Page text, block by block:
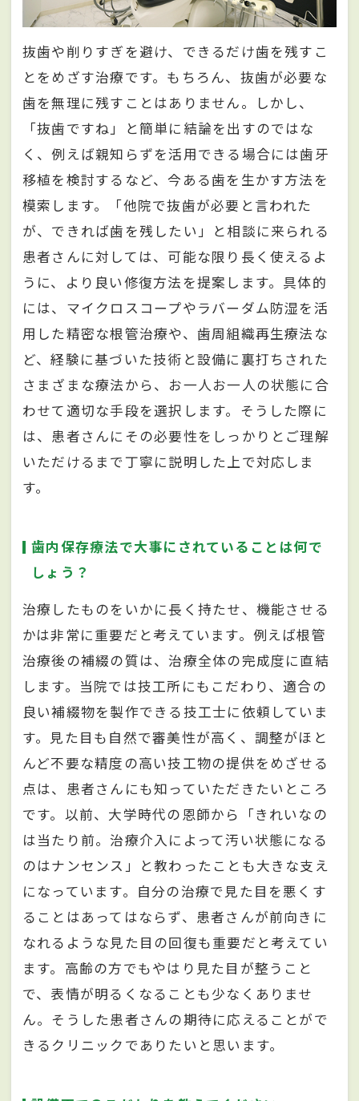
抜歯や削りすぎを避け、できるだけ歯を残すこ
とをめざす治療です。もちろん、抜歯が必要な
歯を無理に残すことはありません。しかし、
「抜歯ですね」と簡単に結論を出すのではな
く、例えば親知らずを活用できる場合には歯牙
移植を検討するなど、今ある歯を生かす方法を
模索します。「他院で抜歯が必要と言われた
が、できれば歯を残したい」と相談に来られる
患者さんに対しては、可能な限り長く使えるよ
うに、より良い修復方法を提案します。具体的
には、マイクロスコープやラバーダム防湿を活
用した精密な根管治療や、歯周組織再生療法な
ど、経験に基づいた技術と設備に裏打ちされた
さまざまな療法から、お一人お一人の状態に合
わせて適切な手段を選択します。そうした際に
は、患者さんにその必要性をしっかりとご理解
いただけるまで丁寧に説明した上で対応しま
す。
歯内保存療法で大事にされていることは何で
しょう？
治療したものをいかに長く持たせ、機能させる
かは非常に重要だと考えています。例えば根管
治療後の補綴の質は、治療全体の完成度に直結
します。当院では技工所にもこだわり、適合の
良い補綴物を製作できる技工士に依頼していま
す。見た目も自然で審美性が高く、調整がほと
んど不要な精度の高い技工物の提供をめざせる
点は、患者さんにも知っていただきたいところ
です。以前、大学時代の恩師から「きれいなの
は当たり前。治療介入によって汚い状態になる
のはナンセンス」と教わったことも大きな支え
になっています。自分の治療で見た目を悪くす
ることはあってはならず、患者さんが前向きに
なれるような見た目の回復も重要だと考えてい
ます。高齢の方でもやはり見た目が整うこと
で、表情が明るくなることも少なくありませ
ん。そうした患者さんの期待に応えることがで
きるクリニックでありたいと思います。